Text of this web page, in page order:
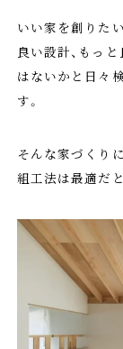
いい家を創りた
良い設計、もっ
はないかと日々
す。
そんな家づくり
組工法は最適だ